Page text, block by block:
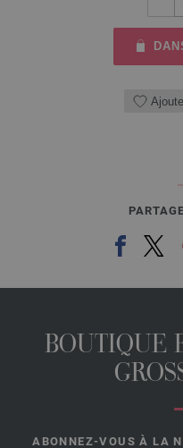
BOUTIQUE
ABONNEZ-VOUS À LA